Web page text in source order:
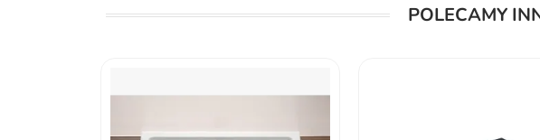
POLECAMY